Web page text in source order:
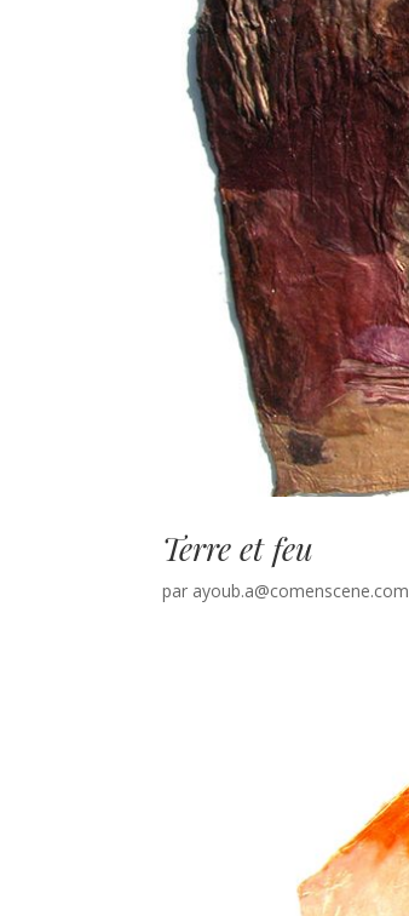
Terre et feu
par ayoub.a@comenscene.com